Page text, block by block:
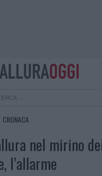
CRONACA
nel mirino
l’allarme